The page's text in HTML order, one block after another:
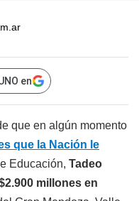
en
que en algún momento
que la Nación le
Educación, Tadeo
millones en